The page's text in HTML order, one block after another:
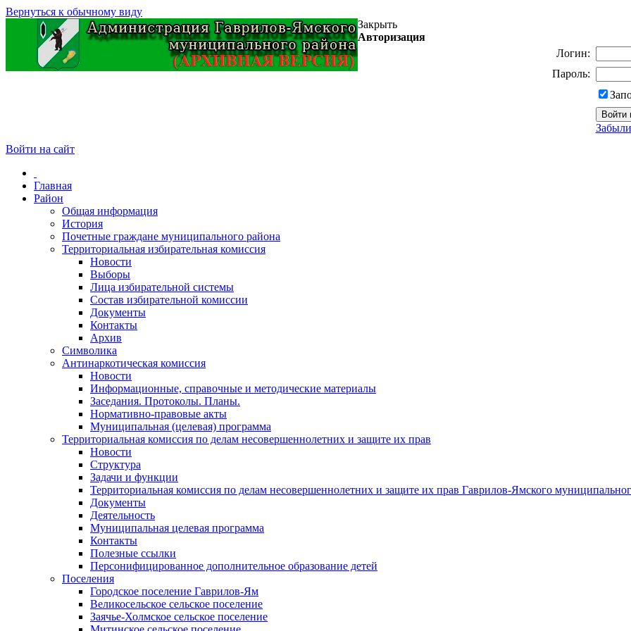
Вернуться к обычному виду
Закрыть
Авторизация
Логин:
Пароль:
Войти на сайт
Главная
Район
Общая информация
История
Почетные граждане муниципального района
Территориальная избирательная комиссия
Новости
Выборы
Лица избирательной системы
Состав избирательной комиссии
Документы
Контакты
Архив
Символика
Антинаркотическая комиссия
Новости
Информационные, справочные и методические материалы
Заседания. Протоколы. Планы.
Нормативно-правовые акты
Муниципальная (целевая) программа
Территориальная комиссия по делам несовершеннолетних и защите их прав
Новости
Структура
Задачи и функции
Территориальная комиссия по делам несовершеннолетних и защите их прав Гаврилов-Ямского
Документы
Деятельность
Муниципальная целевая программа
Контакты
Полезные ссылки
Персонифицированное дополнительное образование детей
Поселения
Городское поселение Гаврилов-Ям
Великосельское сельское поселение
Заячье-Холмское сельское поселение